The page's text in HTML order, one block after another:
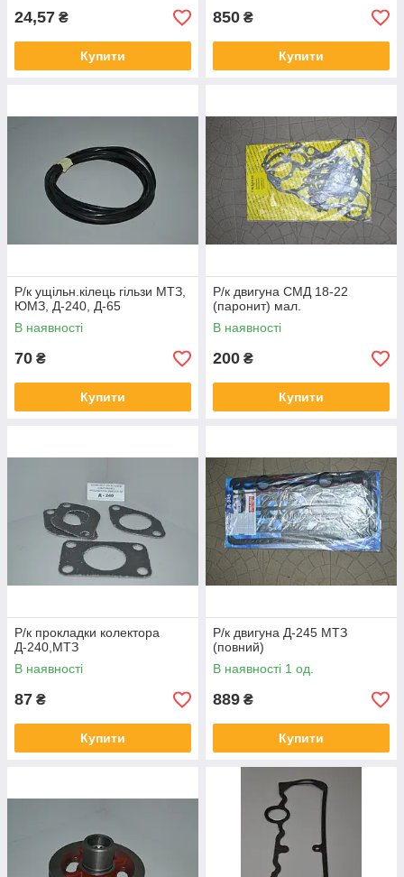
24,57 ₴
Купити
850 ₴
Купити
Р/к ущільн.кілець гільзи МТЗ,
ЮМЗ, Д-240, Д-65
В наявності
70 ₴
Купити
Р/к двигуна СМД 18-22
(паронит) мал.
В наявності
200 ₴
Купити
Р/к прокладки колектора
Д-240,МТЗ
В наявності
87 ₴
Купити
Р/к двигуна Д-245 МТЗ
(повний)
В наявності 1 од.
889 ₴
Купити